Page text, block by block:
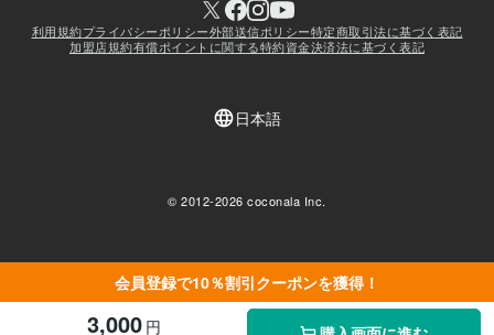
会員登録で10％割引クーポンを獲得！
3,000 円